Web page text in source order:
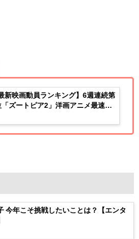
新映画動員ランキング】6週連続第
「ズートピア2」洋画アニメ最速
今年こそ挑戦したいことは？【エンタ